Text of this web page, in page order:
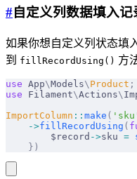
#自定义列数据填入记
如果你想自定义列状态填
到 fillRecordUsing() 方
use App\Models\ Product ;
use Filament\Actions\
ImportColumn :: make (
    ->
fillRecordUsing (
        $record
->sku =
    })